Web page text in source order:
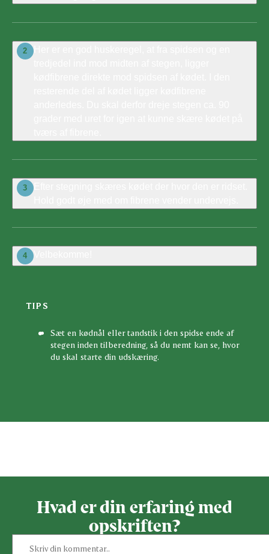
2
Her er en god huskeregel, at fra spidsen og en
3
Efter stegning skæres kødet der hvor den er ridset.
4 Velbekomme!
TIPS
Sæt en kødnål eller tandstik i den spidse ende af
stegen inden tilberedning, så du nemt kan se, hvor
du skal starte din udskæring.
Hvad er din erfaring med
opskriften?